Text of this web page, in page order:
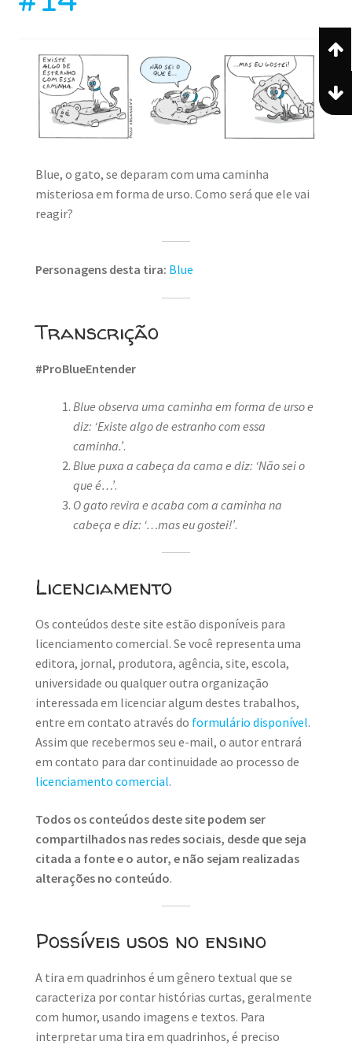
Blue, o gato, se deparam com uma caminha
misteriosa em forma de urso. Como será que ele vai
reagir?
Personagens desta tira: Blue
Transcrição
#ProBlueEntender
Blue observa uma caminha em forma de urso e
diz: ‘Existe algo de estranho com essa
caminha.’.
Blue puxa a cabeça da cama e diz: ‘Não sei o
que é…’.
O gato revira e acaba com a caminha na
cabeça e diz: ‘…mas eu gostei!’.
Licenciamento
Os conteúdos deste site estão disponíveis para
licenciamento comercial. Se você representa uma
editora, jornal, produtora, agência, site, escola,
universidade ou qualquer outra organização
interessada em licenciar algum destes trabalhos,
entre em contato através do formulário disponível.
Assim que recebermos seu e-mail, o autor entrará
em contato para dar continuidade ao processo de
licenciamento comercial.
Todos os conteúdos deste site podem ser
compartilhados nas redes sociais, desde que seja
citada a fonte e o autor, e não sejam realizadas
alterações no conteúdo.
Possíveis usos no ensino
A tira em quadrinhos é um gênero textual que se
caracteriza por contar histórias curtas, geralmente
com humor, usando imagens e textos. Para
interpretar uma tira em quadrinhos, é preciso